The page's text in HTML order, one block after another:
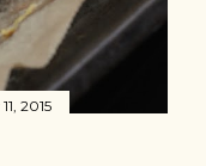
2015